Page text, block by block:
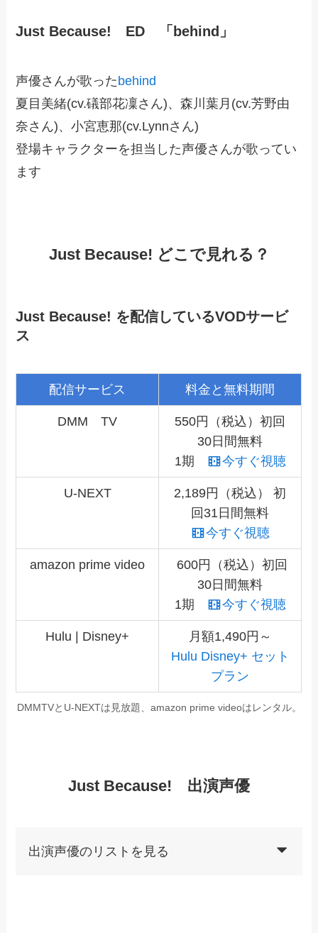
Just Because! ED 「behind」
声優さんが歌ったbehind
夏目美緒(cv.礒部花凜さん)、森川葉月(cv.芳野由
奈さん)、小宮恵那(cv.Lynnさん)
登場キャラクターを担当した声優さんが歌ってい
ます
Just Because! どこで見れる？
Just Because! を配信しているVODサービ
ス
配信サービス 料金と無料期間
DMM TV
550円（税込）初回
30日間無料
1期
今すぐ視聴
U-NEXT
2,189円（税込） 初
回31日間無料
今すぐ視聴
amazon prime video
600円（税込）初回
30日間無料
1期
今すぐ視聴
Hulu | Disney+
月額1,490円～
Hulu Disney+ セット
プラン
DMMTVとU-NEXTは見放題、amazon prime videoはレンタル。
Just Because! 出演声優
出演声優のリストを見る